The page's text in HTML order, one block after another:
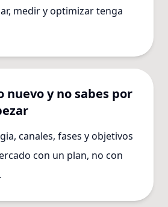
medir y optimizar tenga
nuevo y no sabes por
canales, fases y objetivos
con un plan, no con